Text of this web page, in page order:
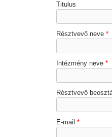
Titulus
Résztvevő neve *
Intézmény neve *
Résztvevő
E-mail *